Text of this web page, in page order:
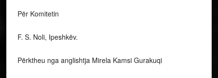
Për Komitetin
F. S. Noli, Ipeshkëv.
Përktheu nga anglishtja Mirela Kamsi Gurakuqi